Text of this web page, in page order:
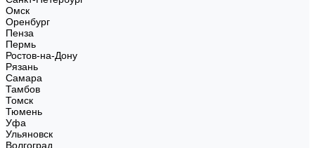
Омск
Оренбург
Пенза
Пермь
Ростов-на-Дону
Рязань
Самара
Тамбов
Томск
Тюмень
Уфа
Ульяновск
Волгоград